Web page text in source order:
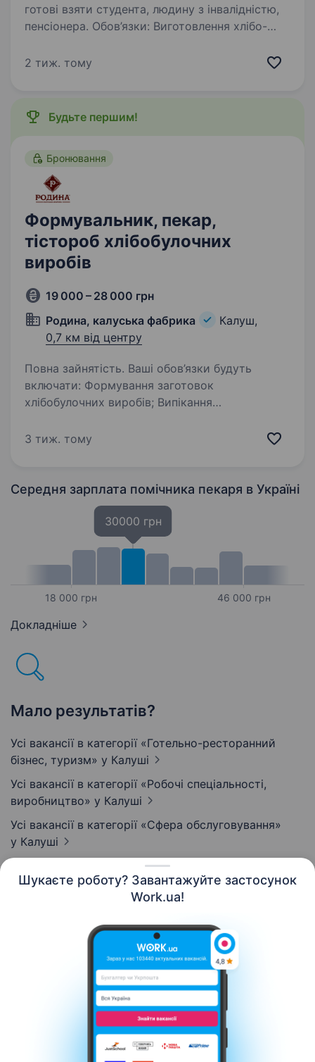
Шукаєте роботу? Завантажуйте застосунок
Work.ua!
готові взяти студента, людину з інвалідністю,
пенсіонера. Обов’язки: Виготовлення хлібо-
та технологіями. Дотримання санітарних норм
2 тиж. тому
Будьте першим!
Бронювання
Формувальник, пекар,
тістороб хлібобулочних
виробів
19 000 – 28 000 грн
Родина, калуська фабрика
Калуш,
0,7 км від центру
Повна зайнятість. Ваші обов’язки будуть
включати: Формування заготовок
хлібобулочних виробів; Випікання
якості виробів та дотримання технологічних
3 тиж. тому
Середня зарплата помічника пекаря в Україні
18 000 грн
30000 грн
46 000 грн
Докладніше
Мало результатів?
Усі вакансії в категорії «Готельно-ресторанний
бізнес, туризм» у Калуші
Усі вакансії в категорії «Робочі спеціальності,
виробництво» у Калуші
Усі вакансії в категорії «Сфера обслуговування»
у Калуші
Контакти Про нас
Кар’єра
Допомога Умови використання